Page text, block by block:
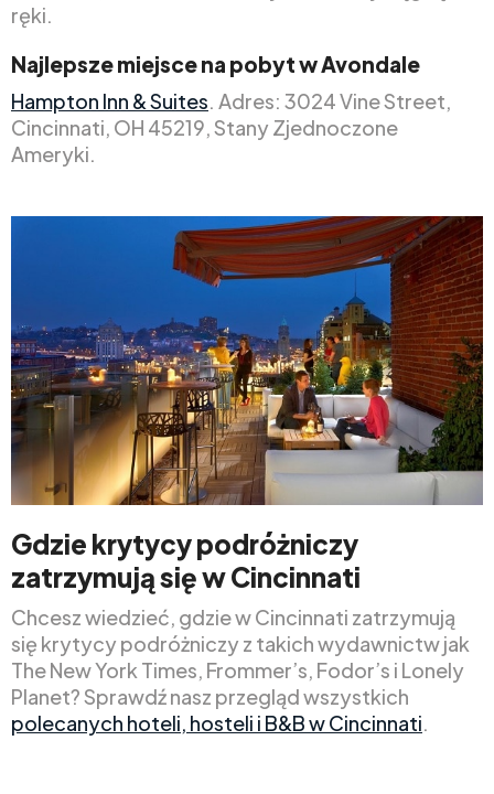
ręki.
Najlepsze miejsce na pobyt w Avondale
Hampton Inn & Suites. Adres: 3024 Vine Street,
Cincinnati, OH 45219, Stany Zjednoczone
Ameryki.
Gdzie krytycy podróżniczy
zatrzymują się w Cincinnati
Chcesz wiedzieć, gdzie w Cincinnati zatrzymują
się krytycy podróżniczy z takich wydawnictw jak
The New York Times, Frommer’s, Fodor’s i Lonely
Planet? Sprawdź nasz przegląd wszystkich
polecanych hoteli, hosteli i B&B w Cincinnati.